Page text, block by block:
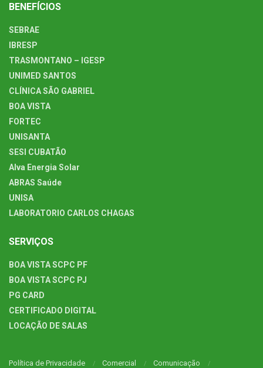
BENEFÍCIOS
SEBRAE
IBRESP
TRASMONTANO – IGESP
UNIMED SANTOS
CLÍNICA SÃO GABRIEL
BOA VISTA
FORTEC
UNISANTA
SESI CUBATÃO
Alva Energia Solar
ABRAS Saúde
UNISA
LABORATORIO CARLOS CHAGAS
SERVIÇOS
BOA VISTA SCPC PF
BOA VISTA SCPC PJ
PG CARD
CERTIFICADO DIGITAL
LOCAÇÃO DE SALAS
Política de Privacidade Comercial Comunicação